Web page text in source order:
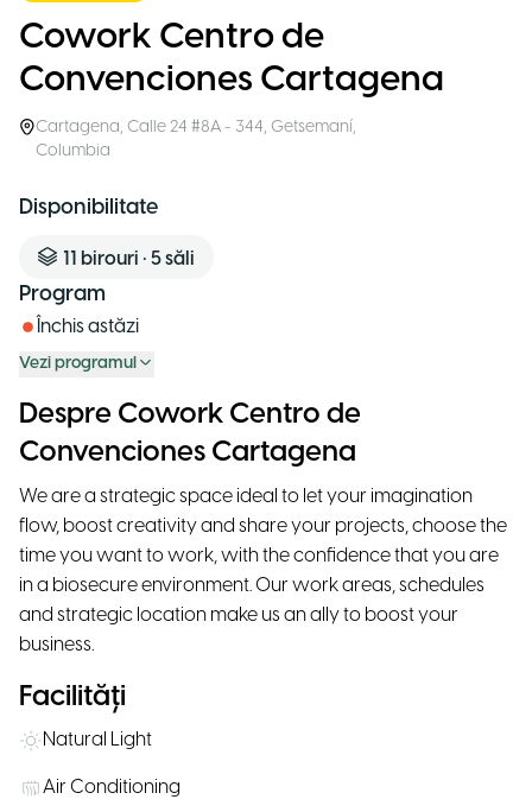
Cowork Centro de
Convenciones Cartagena
Cartagena, Calle 24 #8A - 344, Getsemaní,
Columbia
Disponibilitate
11 birouri • 5săli
Program
Închis astăzi
Vezi programul
Despre Cowork Centro de
Convenciones Cartagena
We are a strategic space ideal to let your imagination
flow, boost creativity and share your projects, choose the
time you want to work, with the confidence that you are
in a biosecure environment. Our work areas, schedules
and strategic location make us an ally to boost your
business.
Facilități
Natural Light
Air Conditioning